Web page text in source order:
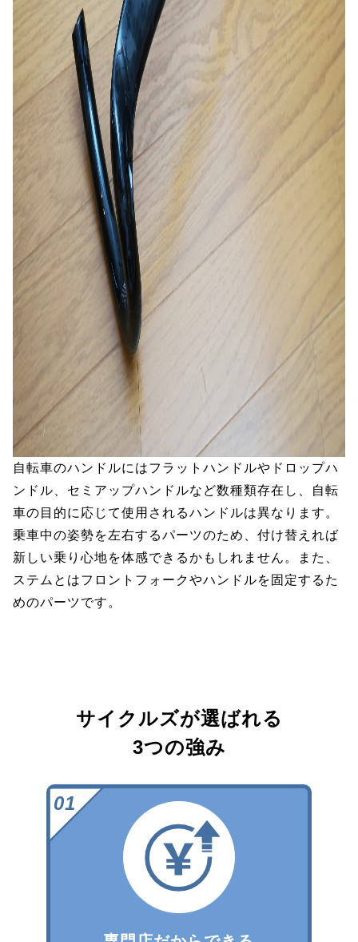
自転車のハンドルにはフラットハンドルやドロップハ
ンドル、セミアップハンドルなど数種類存在し、自転
車の目的に応じて使用されるハンドルは異なります。
乗車中の姿勢を左右するパーツのため、付け替えれば
新しい乗り心地を体感できるかもしれません。また、
ステムとはフロントフォークやハンドルを固定するた
めのパーツです。
サイクルズが選ばれる
3つの強み